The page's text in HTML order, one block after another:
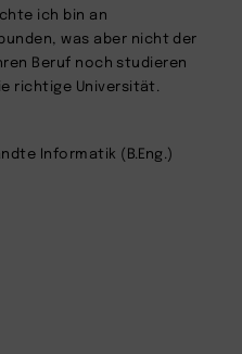
ich bin an
was aber nicht der
Beruf noch studieren
richtige Universität.
Informatik (B.Eng.)